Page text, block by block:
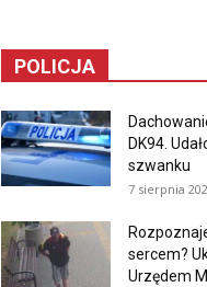
POLICJA
DK94.
szwanku
7 sierpnia
sercem?
Urzędem